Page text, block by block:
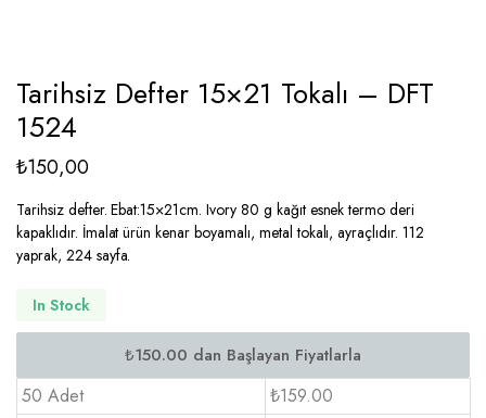
Tarihsiz Defter 15×21 Tokalı – DFT
1524
₺150,00
Tarihsiz defter. Ebat:15×21cm. Ivory 80 g kağıt esnek termo deri
kapaklıdır. İmalat ürün kenar boyamalı, metal tokalı, ayraçlıdır. 112
yaprak, 224 sayfa.
In Stock
50 Adet
₺159.00